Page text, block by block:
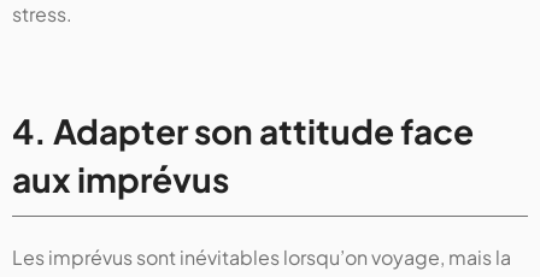
stress.
4. Adapter son attitude face
aux imprévus
Les imprévus sont inévitables lorsqu’on voyage, mais la